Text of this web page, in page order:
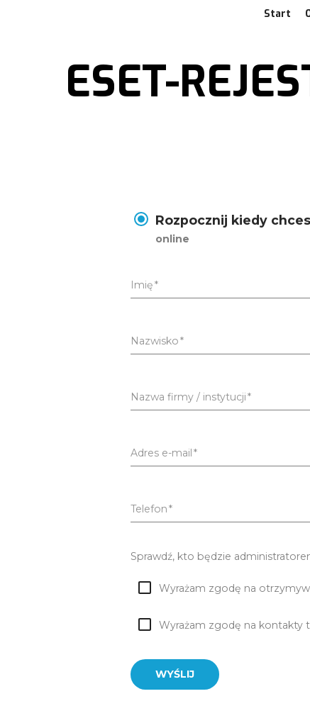
Start
ESET-